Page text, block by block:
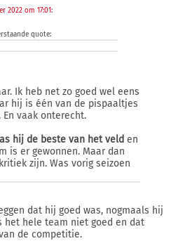
2022 om 17:01:
quote:
Ik heb net zo goed wel eens
hij is één van de pispaaltjes
vaak onterecht.
hij de beste van het veld en
is er gewonnen. Maar dan
zijn. Was vorig seizoen
dat hij goed was, nogmaals hij
het hele team niet goed en dat
de competitie.